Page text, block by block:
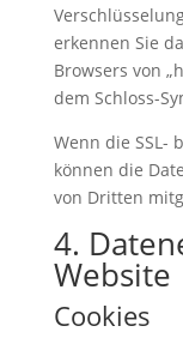
erkennen Sie
Browsers von
dem Schloss-
Wenn die SSL-
können die
von Dritten
4.
Website
Cookies